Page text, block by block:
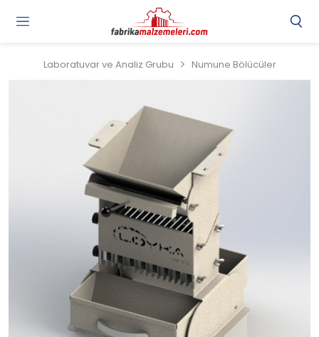
Laboratuvar ve Analiz Grubu Numune Bölücüler